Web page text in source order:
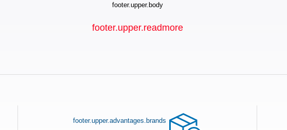
footer.upper.body
footer.upper.readmore
footer.upper.advantages.brands